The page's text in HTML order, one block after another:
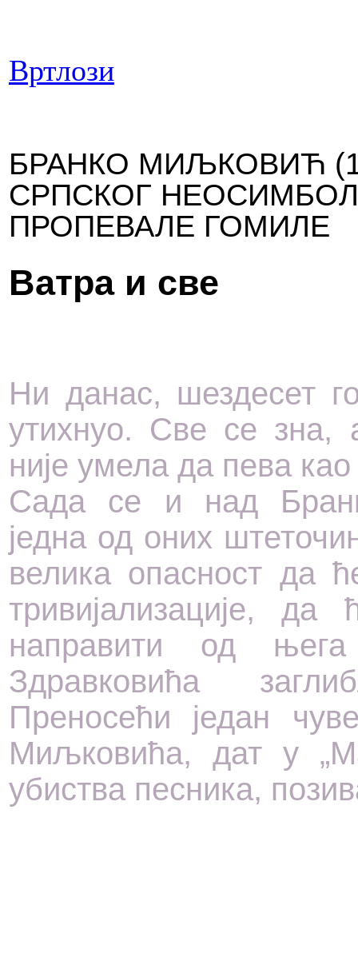
Вртлози
БРАНКО МИЉКОВИЋ
СРПСКОГ
ПРОПЕВАЛЕ ГОМИЛЕ
Ватра и све
Ни данас, шездесет
утихнуо. Све се зна,
није умела да пева
Сада се и над
једна од оних
велика опасност да
тривијализације,
направити од
Здравковића
Преносећи један
Миљковића, дат у
убиства песника,